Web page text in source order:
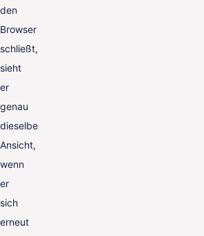
den
Browser
schließt,
sieht
er
genau
dieselbe
Ansicht,
wenn
er
sich
erneut